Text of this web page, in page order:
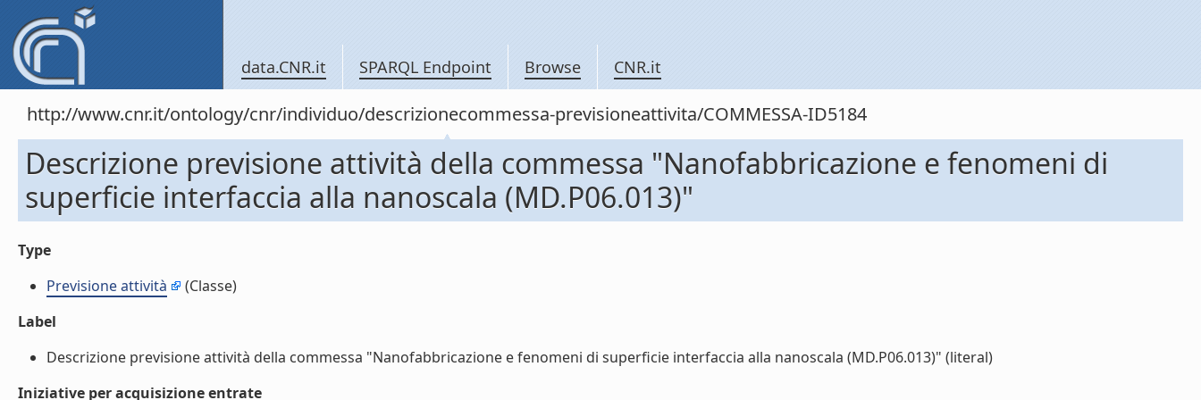
data.CNR.it SPARQL Endpoint Browse CNR.it
http://www.cnr.it/ontology/cnr/individuo/descrizionecommessa-previsioneattivita/COMMESSA-ID5184
Descrizione previsione attività della commessa "Nanofabbricazione e fenomeni di
superficie interfaccia alla nanoscala (MD.P06.013)"
Type
Previsione attività
(Classe)
Label
Descrizione previsione attività della commessa "Nanofabbricazione e fenomeni di superficie interfaccia alla nanoscala (MD.P06.013)" (literal)
Iniziative per acquisizione entrate